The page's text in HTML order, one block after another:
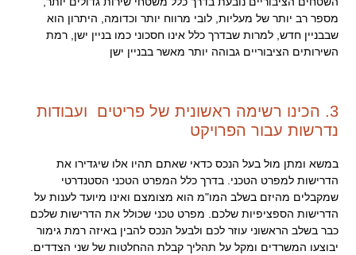
מספר רב יותר של מעליות, לובי מרווח יותר וכדומה, היתרון הוא
שבבניין חדש, למרות שבדרך כלל אינו חסכוני כמו בניין ישן, רמת
השירותים הציבוריים גבוהה יותר מאשר בבניין ישן
3. הכינו רשימה ראשונית של פריטים ועבודות
נדרשות עבור הפרויקט
במשא ומתן מול בעל הנכס כדאי שאתם תהיו אלו שיגדירו את
הדרישות למפרט הטכני. בדרך כלל המפרט הטכני הסטנדרטי
שמקבלים מהיזם בשלב המו"מ הוא מצומצם ואינו מיועד לענות על
הדרישות הספציפיות שלכם. מפרט טכני שכולל את הדרישות שלכם
כבר בשלב הראשוני עוזר לכם ולבעל הנכס להבין באיזה רמת גימור
יבוצעו המשרדים ומקל על תהליך קבלת ההחלטות של שני הצדדים.